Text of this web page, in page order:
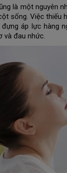
là một nguyên
sống. Việc thiếu
áp lực hàng
và đau nhức.